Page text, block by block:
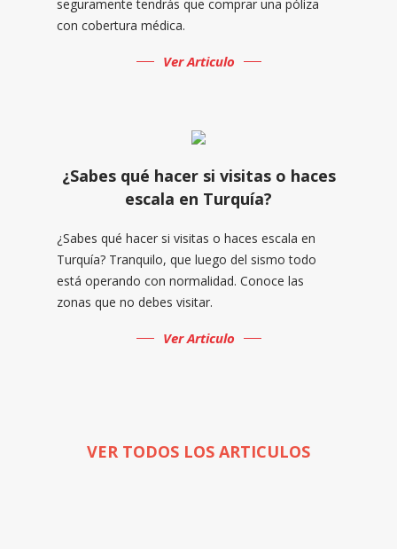
seguramente tendrás que comprar una póliza
con cobertura médica.
Ver Articulo
¿Sabes qué hacer si visitas o haces
escala en Turquía?
¿Sabes qué hacer si visitas o haces escala en
Turquía? Tranquilo, que luego del sismo todo
está operando con normalidad. Conoce las
zonas que no debes visitar.
Ver Articulo
VER TODOS LOS ARTICULOS